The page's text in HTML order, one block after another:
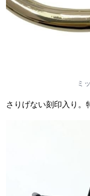
ミ
さりげない刻印入り。